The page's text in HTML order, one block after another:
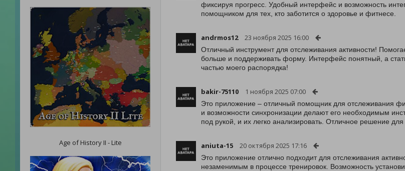
Age of History II - Lite
фиксируя прогресс. Удобный интерфейс и возможность
помощником для тех, кто заботится о здоровье и фитнесе.
andrmos12 23 ноября 2025 16:00
Отличный инструмент для отслеживания активности!
больше и поддерживать форму. Интерфейс понятный, а
частью моего распорядка!
bakir-75110 1 ноября 2025 07:00
Это приложение – отличный помощник для отслеживания
и возможности синхронизации делают его необходимым
под рукой, и их легко анализировать. Отличное решение
aniuta-15 20 октября 2025 17:16
Это приложение отлично подходит для отслеживания
незаменимым в процессе тренировок. Возможность